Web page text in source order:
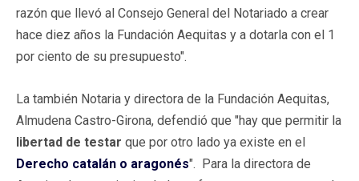
razón que llevó al Consejo General del Notariado a crear
hace diez años la Fundación Aequitas y a dotarla con el 1
por ciento de su presupuesto".
La también Notaria y directora de la Fundación Aequitas,
Almudena Castro-Girona, defendió que "hay que permitir la
libertad de testar que por otro lado ya existe en el
Derecho catalán o aragonés". Para la directora de